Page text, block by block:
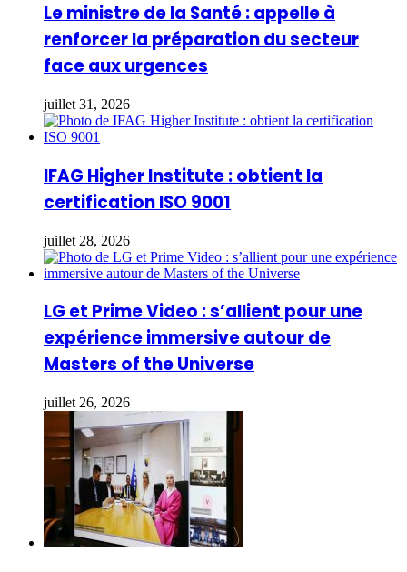
Le ministre de la Santé : appelle à
renforcer la préparation du secteur
face aux urgences
juillet 31, 2026
IFAG Higher Institute : obtient la
certification ISO 9001
juillet 28, 2026
LG et Prime Video : s’allient pour une
expérience immersive autour de
Masters of the Universe
juillet 26, 2026